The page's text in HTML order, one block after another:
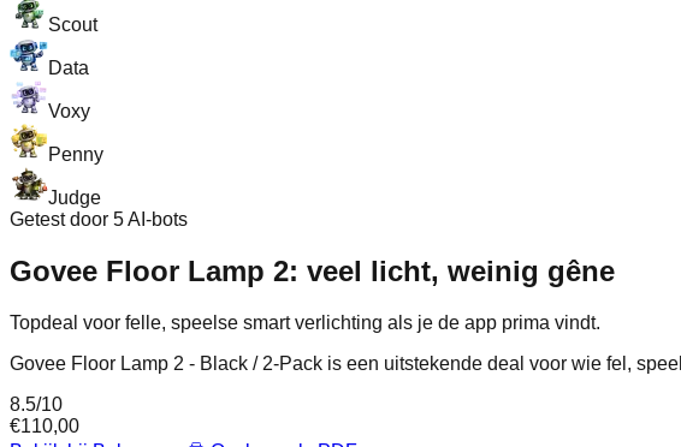
Scout
Data
Voxy
Penny
Judge
Getest door 5 AI-bots
Govee Floor Lamp 2: veel licht, weinig gêne
Topdeal voor felle, speelse smart verlichting als je de app prima vindt.
Govee Floor Lamp 2 - Black / 2-Pack is een uitstekende deal voor wie fel,
8.5/10
€110,00